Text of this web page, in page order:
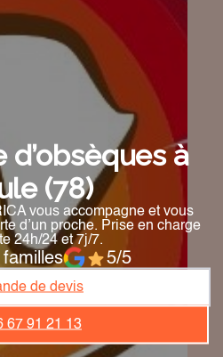
à
(78)
vous accompagne et vous
d’un proche. Prise en charge
24h/24 et 7j/7.
5/5
de devis
67 91 21 13